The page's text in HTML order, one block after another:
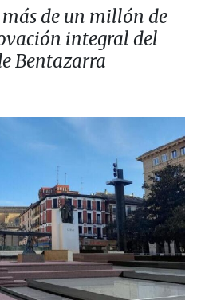
de un millón de
integral del
Bentazarra